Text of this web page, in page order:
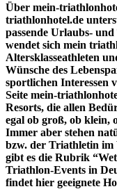
Über mein-
triathlonhotel.de
passende Urlaubs-
wendet sich mein
Altersklasseathleten
Wünsche des
sportlichen Interessen
Seite mein-
Resorts, die allen
egal ob groß, ob klein,
Immer aber stehen
bzw. der Triathletin im
gibt es die Rubrik
Triathlon-Events in
findet hier geeignete